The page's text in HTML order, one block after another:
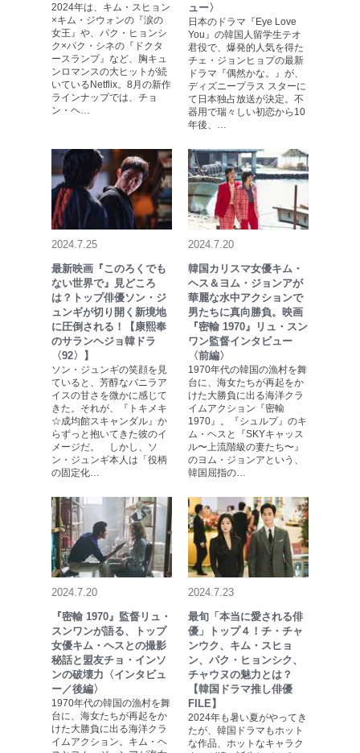
2024年は、キム・スヒョン
×キム・ジウォンの『涙の
女王』や、パク・ヒョンシ
ク×パク・シネの『ドクタ
ースランプ』など、胸キュ
ンロマンスの大ヒットが続
いているNetflix。8月の新作
ラインナップでは、チョ
ン・ヘ…
ュー〉
日本のドラマ『Eye Love
You』の韓国人留学生テオ
君役で、爆発的人気を得た
チェ・ジョンヒョプの最新
ドラマ『偶然かな。』が、
ディズニープラス スターに
て日本独占放送が決定。不
器用で瑞々しい初恋から10
年後、…
2024.7.25
最新映画『このろくでも
ない世界で』見どころ
は？トップ俳優ソン・ジ
ュンギが切り開く新境地
に圧倒される！【康熙奉
のサランヘジョ韓ドラ
〈92〉】
ソン・ジュンギの笑顔を見
ていると、芳醇なバニラア
イスの甘さを微かに感じて
きた。それが、『トキメキ
☆成均館スキャンダル』か
らずっと抱いてきた彼のイ
メージだ。 しかし、ソ
ン・ジュンギ本人は「役柄
の固定化…
2024.7.20
韓国カリスマ女優キム・
ヘス＆ヨム・ジョンアが
華麗な水中アクションで
男たちに真向勝負。映画
『密輸 1970』リュ・スン
ワン監督インタビュー
〈前編〉
1970年代の韓国の漁村を舞
台に、海女たちが再起をか
けた大勝負に出る海洋クラ
イムアクション『密輸
1970』。『シュルプ』のキ
ム・ヘスと『SKYキャッス
ル〜上流階級の妻たち〜』
のヨム・ジョンアという、
韓国屈指の…
2024.7.20
『密輸 1970』監督リュ・
スンワンが語る、トップ
女優キム・ヘスとの撮影
秘話と盟友チョ・インソ
ンの破壊力〈インタビュ
ー／後編〉
1970年代の韓国の漁村を舞
台に、海女たちが再起をか
けた大勝負に出る海洋クラ
イムアクション。キム・ヘ
2024.7.23
最旬「本当に愛される俳
優」トップ４！チ・チャ
ンウク、キム・スヒョ
ン、パク・ヒョンシク、
チャウヌの魅力とは？
【韓国ドラマ推し俳優
FILE】
2024年も暑い夏がやってき
たが、韓国ドラマもホット
な作品、ホットなキャラク